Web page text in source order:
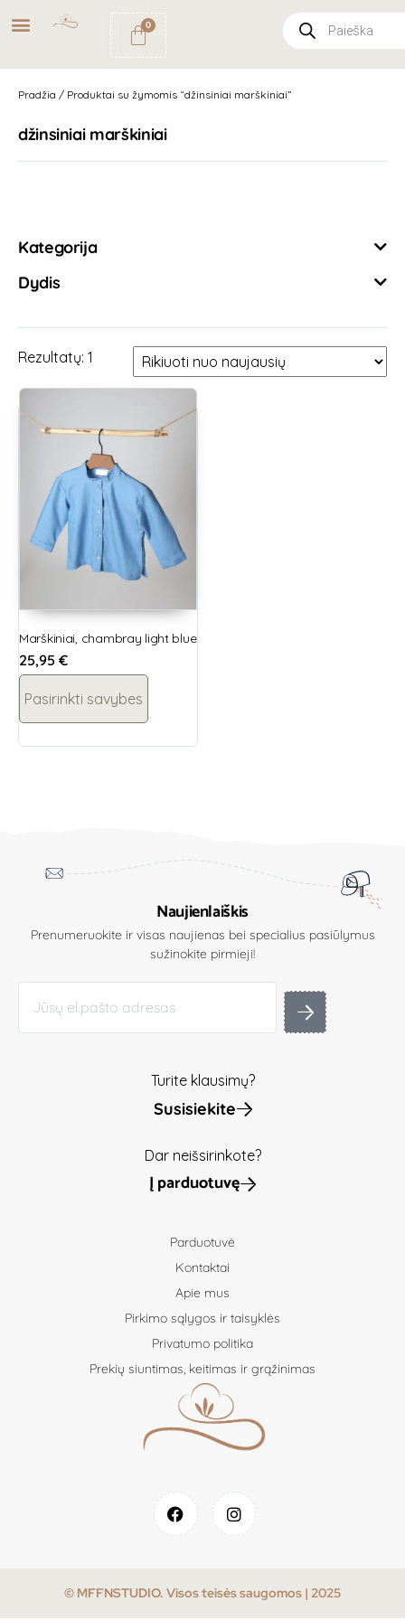
NEMOKAMAS
PRISTATYMAS
PAŠTOMATU
UŽSAKYMAMS NUO
0
Pradžia / Produktai su žymomis “džinsiniai marškiniai”
džinsiniai marškiniai
Kategorija
Dydis
Rezultatų: 1
Marškiniai, chambray light blue
25,95 €
Pasirinkti savybes
Naujienlaiškis
Prenumeruokite ir visas naujienas bei specialius pasiūlymus
sužinokite pirmieji!
Turite klausimų?
Susisiekite
Dar neišsirinkote?
Į parduotuvę
Parduotuvė
Kontaktai
Apie mus
Pirkimo sąlygos ir taisyklės
Privatumo politika
Prekių siuntimas, keitimas ir grąžinimas
© MFFNSTUDIO. Visos teisės saugomos | 2025